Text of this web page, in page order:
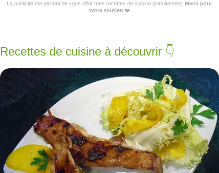
La publicité me permet de vous offrir mes recettes de cuisine gratuitement. Merci pour
votre soutien ❤️
Recettes de cuisine à découvrir 👇